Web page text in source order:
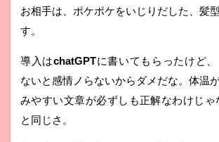
お相手は、ポケポケをいじりだした、髪
す。
導入はchatGPTに書いてもらったけど
ないと感情ノらないからダメだな。体温
みやすい文章が必ずしも正解なわけじゃ
と同じさ。